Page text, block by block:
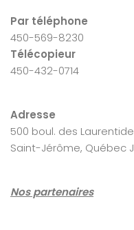
Par téléphone
450-569-8230
Télécopieur
450-432-0714
Adresse
500 boul. des
Saint-Jérôme, Québec
Nos partenaires